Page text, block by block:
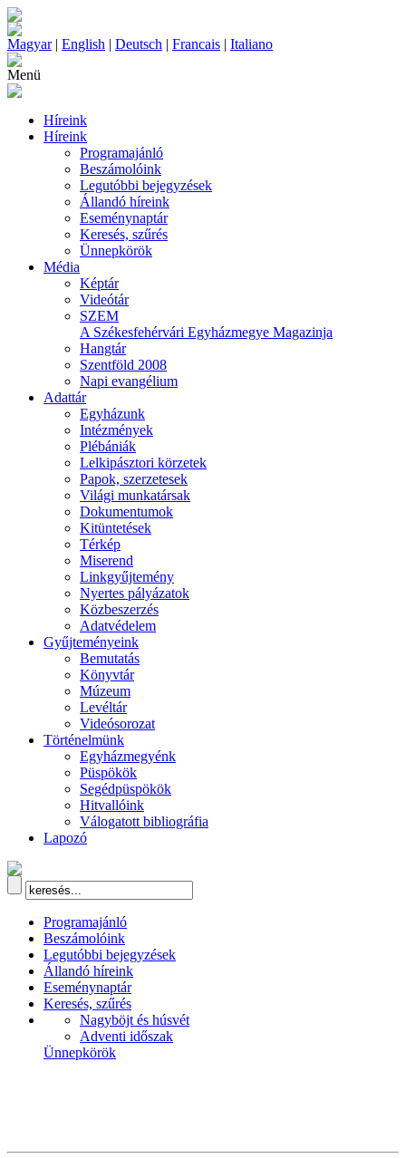
Magyar| English | Deutsch | Francais | Italiano
Menü
Híreink
Híreink
Programajánló
Beszámolóink
Legutóbbi bejegyzések
Állandó híreink
Eseménynaptár
Keresés, szűrés
Ünnepkörök
Média
Képtár
Videótár
SZEM
A Székesfehérvári Egyházmegye Magazinja
Hangtár
Szentföld 2008
Napi evangélium
Adattár
Egyházunk
Intézmények
Plébániák
Lelkipásztori körzetek
Papok, szerzetesek
Világi munkatársak
Dokumentumok
Kitüntetések
Térkép
Miserend
Linkgyűjtemény
Nyertes pályázatok
Közbeszerzés
Adatvédelem
Gyűjteményeink
Bemutatás
Könyvtár
Múzeum
Levéltár
Videósorozat
Történelmünk
Egyházmegyénk
Püspökök
Segédpüspökök
Hitvallóink
Válogatott bibliográfia
Lapozó
Programajánló
Beszámolóink
Legutóbbi bejegyzések
Állandó híreink
Eseménynaptár
Keresés, szűrés
Nagyböjt és húsvét
Adventi időszak
Ünnepkörök